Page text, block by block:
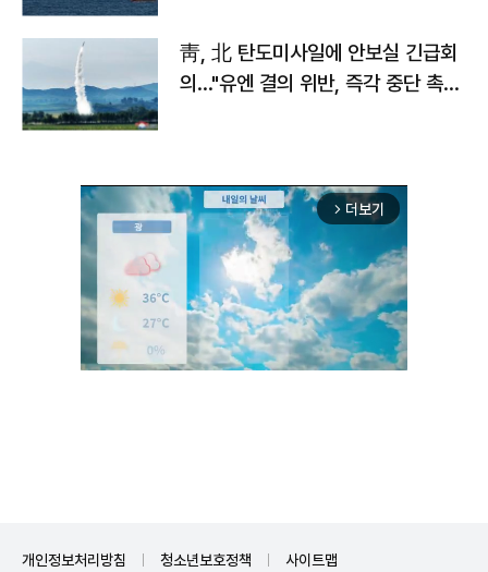
靑, 北 탄도미사일에 안보실 긴급회
의…"유엔 결의 위반, 즉각 중단 촉
arrow_forward_ios 더보기
개인정보처리방침 청소년보호정책 사이트맵